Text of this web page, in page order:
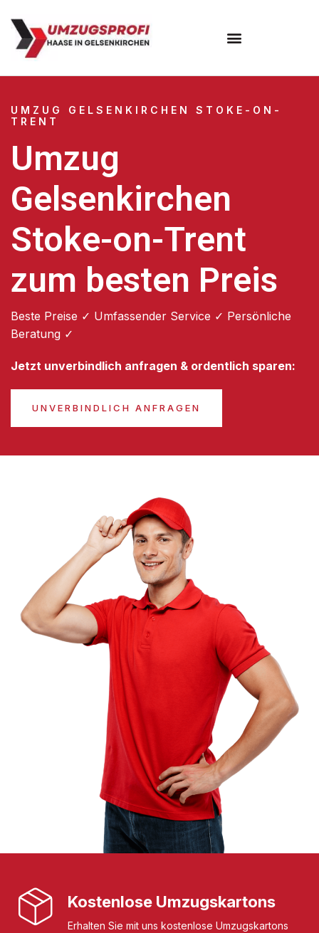
UMZUG GELSENKIRCHEN STOKE-ON-
TRENT
Umzug
Gelsenkirchen
Stoke-on-Trent
zum besten Preis
Beste Preise ✓ Umfassender Service ✓ Persönliche
Beratung ✓
Jetzt unverbindlich anfragen & ordentlich sparen:
UNVERBINDLICH ANFRAGEN
Kostenlose Umzugskartons
Erhalten Sie mit uns kostenlose Umzugskartons